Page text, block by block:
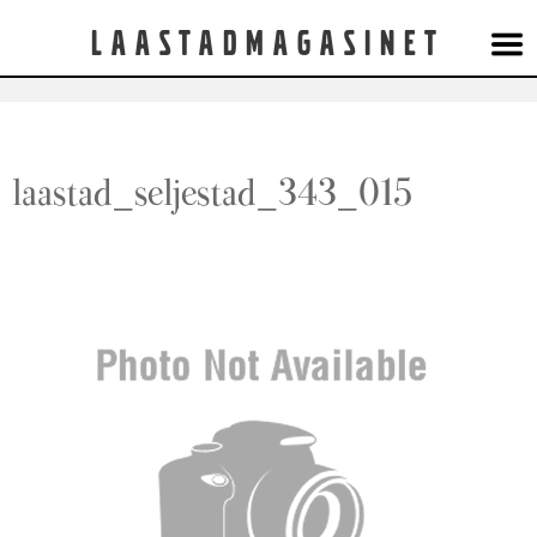
Laastadmagasinet
laastad_seljestad_343_015